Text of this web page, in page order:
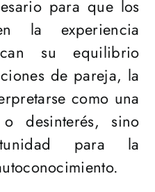
para que los
la experiencia
su equilibrio
de pareja, la
como una
desinterés, sino
para la